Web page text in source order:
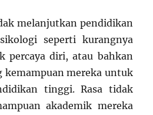
melanjutkan pendidikan
seperti kurangnya
percaya diri, atau bahkan
kemampuan mereka untuk
tinggi. Rasa tidak
akademik mereka